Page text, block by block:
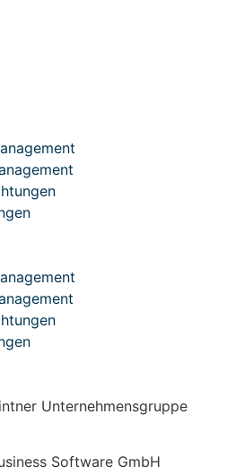
Unternehmensgruppe
Software GmbH